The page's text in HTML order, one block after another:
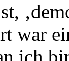
war